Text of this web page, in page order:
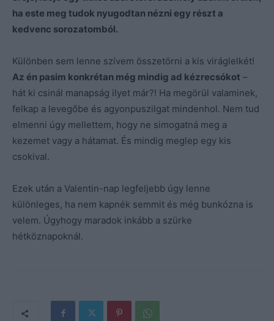
ha este meg tudok nyugodtan nézni egy részt a
kedvenc sorozatomból.
Különben sem lenne szívem összetörni a kis viráglelkét!
Az én pasim konkrétan még mindig ad kézrecsókot –
hát ki csinál manapság ilyet már?! Ha megörül valaminek,
felkap a levegőbe és agyonpuszilgat mindenhol. Nem tud
elmenni úgy mellettem, hogy ne simogatná meg a
kezemet vagy a hátamat. És mindig meglep egy kis
csokival.
Ezek után a Valentin-nap legfeljebb úgy lenne
különleges, ha nem kapnék semmit és még bunkózna is
velem. Úgyhogy maradok inkább a szürke
hétköznapoknál.